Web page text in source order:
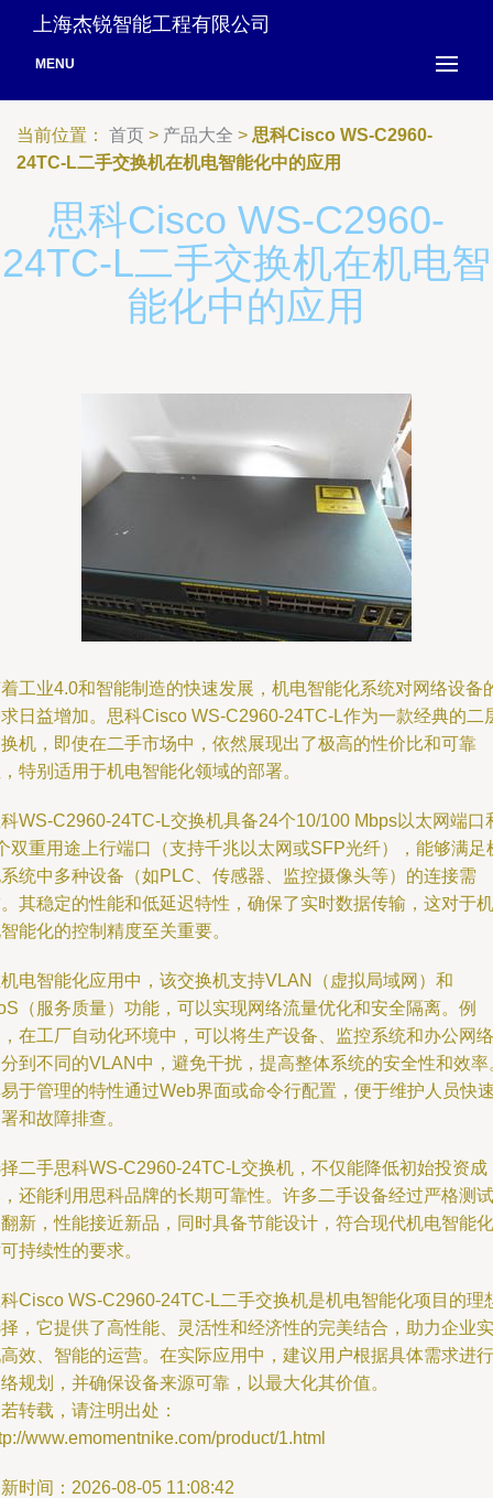
上海杰锐智能工程有限公司
MENU
当前位置： 首页 > 产品大全 > 思科Cisco WS-C2960-
24TC-L二手交换机在机电智能化中的应用
思科Cisco WS-C2960-
24TC-L二手交换机在机电智
能化中的应用
工业4.0和智能制造的快速发展，机电智能化系统对网络设备
日益增加。思科Cisco WS-C2960-24TC-L作为一款经典的二
机，即使在二手市场中，依然展现出了极高的性价比和可靠
特别适用于机电智能化领域的部署。
WS-C2960-24TC-L交换机具备24个10/100 Mbps以太网端口
双重用途上行端口（支持千兆以太网或SFP光纤），能够满足
统中多种设备（如PLC、传感器、监控摄像头等）的连接需
其稳定的性能和低延迟特性，确保了实时数据传输，这对于机
能化的控制精度至关重要。
电智能化应用中，该交换机支持VLAN（虚拟局域网）和
（服务质量）功能，可以实现网络流量优化和安全隔离。例
在工厂自动化环境中，可以将生产设备、监控系统和办公网络
到不同的VLAN中，避免干扰，提高整体系统的安全性和效率
于管理的特性通过Web界面或命令行配置，便于维护人员快
和故障排查。
二手思科WS-C2960-24TC-L交换机，不仅能降低初始投资成
还能利用思科品牌的长期可靠性。许多二手设备经过严格测试
新，性能接近新品，同时具备节能设计，符合现代机电智能化
持续性的要求。
Cisco WS-C2960-24TC-L二手交换机是机电智能化项目的理
，它提供了高性能、灵活性和经济性的完美结合，助力企业实
效、智能的运营。在实际应用中，建议用户根据具体需求进行
规划，并确保设备来源可靠，以最大化其价值。
转载，请注明出处：
www.emomentnike.com/product/1.html
时间：2026-08-05 11:08:42